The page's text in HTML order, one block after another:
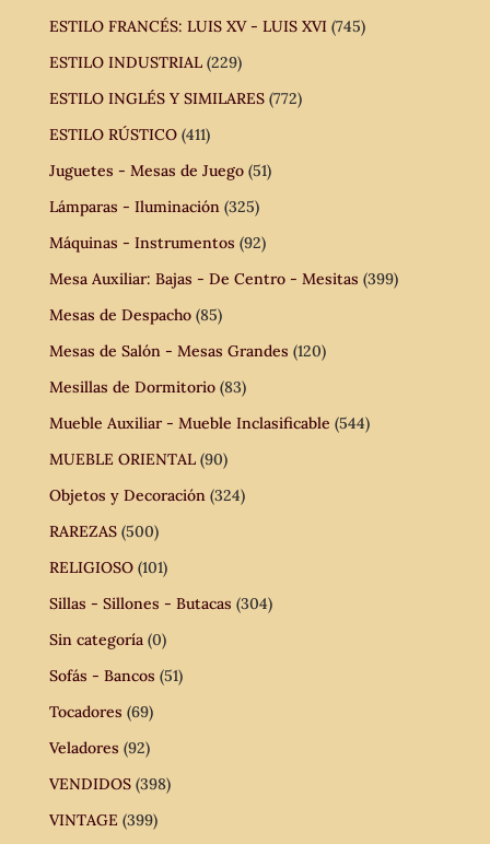
ESTILO FRANCÉS: LUIS XV - LUIS XVI (745)
ESTILO INDUSTRIAL (229)
ESTILO INGLÉS Y SIMILARES (772)
ESTILO RÚSTICO (411)
Juguetes - Mesas de Juego (51)
Lámparas - Iluminación (325)
Máquinas - Instrumentos (92)
Mesa Auxiliar: Bajas - De Centro - Mesitas (399)
Mesas de Despacho (85)
Mesas de Salón - Mesas Grandes (120)
Mesillas de Dormitorio (83)
Mueble Auxiliar - Mueble Inclasificable (544)
MUEBLE ORIENTAL (90)
Objetos y Decoración (324)
RAREZAS (500)
RELIGIOSO (101)
Sillas - Sillones - Butacas (304)
Sin categoría (0)
Sofás - Bancos (51)
Tocadores (69)
Veladores (92)
VENDIDOS (398)
VINTAGE (399)